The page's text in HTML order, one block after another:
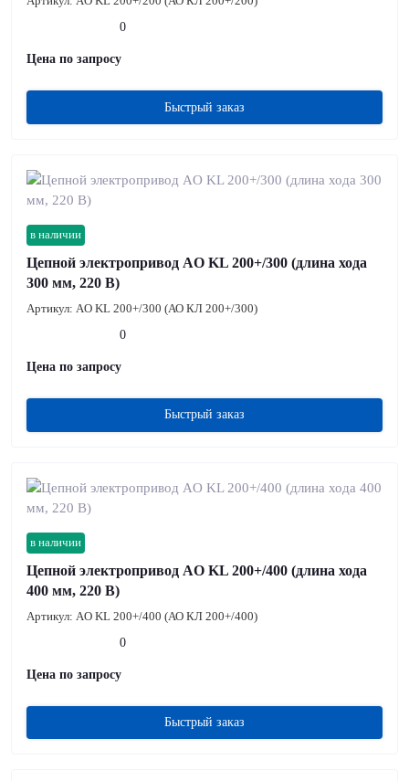
0
Цена по запросу
Быстрый заказ
в наличии
Цепной электропривод AO KL 200+/300 (длина хода
300 мм, 220 В)
Артикул: AO KL 200+/300 (АО КЛ 200+/300)
0
Цена по запросу
Быстрый заказ
в наличии
Цепной электропривод AO KL 200+/400 (длина хода
400 мм, 220 В)
Артикул: AO KL 200+/400 (АО КЛ 200+/400)
0
Цена по запросу
Быстрый заказ